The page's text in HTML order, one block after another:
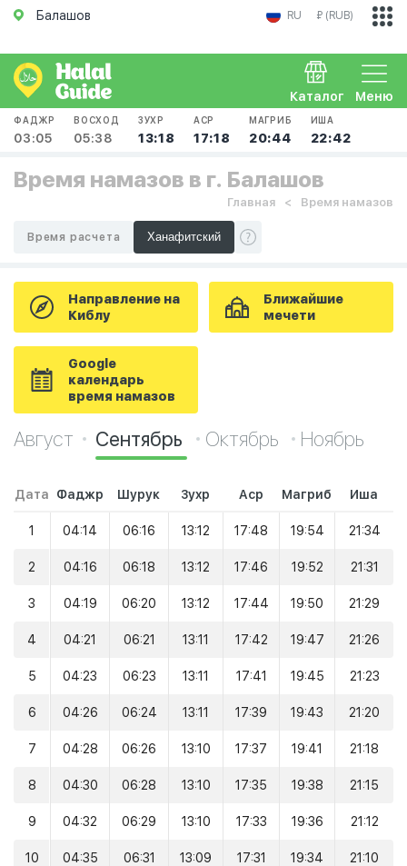
Балашов RU ₽ (RUB)
Меню
Каталог
ФАДЖР
03:05
ВОСХОД
05:38
ЗУХР
13:18
АСР
17:18
МАГРИБ
20:44
ИША
22:42
Время намазов в г. Балашов
Главная Время намазов
Время расчета
Направление на
Киблу
Ближайшие
мечети
Google
календарь
время намазов
Август Сентябрь Октябрь Ноябрь
Дата Фаджр Шурук Зухр Аср Магриб Иша
1 04:14 06:16 13:12 17:48 19:54 21:34
2 04:16 06:18 13:12 17:46 19:52 21:31
3 04:19 06:20 13:12 17:44 19:50 21:29
4 04:21 06:21 13:11 17:42 19:47 21:26
5 04:23 06:23 13:11 17:41 19:45 21:23
6 04:26 06:24 13:11 17:39 19:43 21:20
7 04:28 06:26 13:10 17:37 19:41 21:18
8 04:30 06:28 13:10 17:35 19:38 21:15
9 04:32 06:29 13:10 17:33 19:36 21:12
10 04:35 06:31 13:09 17:31 19:34 21:10